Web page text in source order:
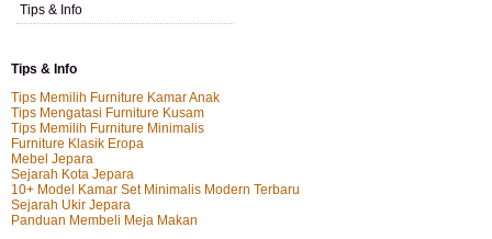
Tips & Info
Tips & Info
Tips Memilih Furniture Kamar Anak
Tips Mengatasi Furniture Kusam
Tips Memilih Furniture Minimalis
Furniture Klasik Eropa
Mebel Jepara
Sejarah Kota Jepara
10+ Model Kamar Set Minimalis Modern Terbaru
Sejarah Ukir Jepara
Panduan Membeli Meja Makan